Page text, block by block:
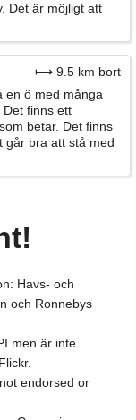
Det är möjligt att
⟼ 9.5 km bort
en ö med många
finns ett
betar. Det finns
går bra att stå med
Havs- och
och Ronnebys
men är inte
endorsed or